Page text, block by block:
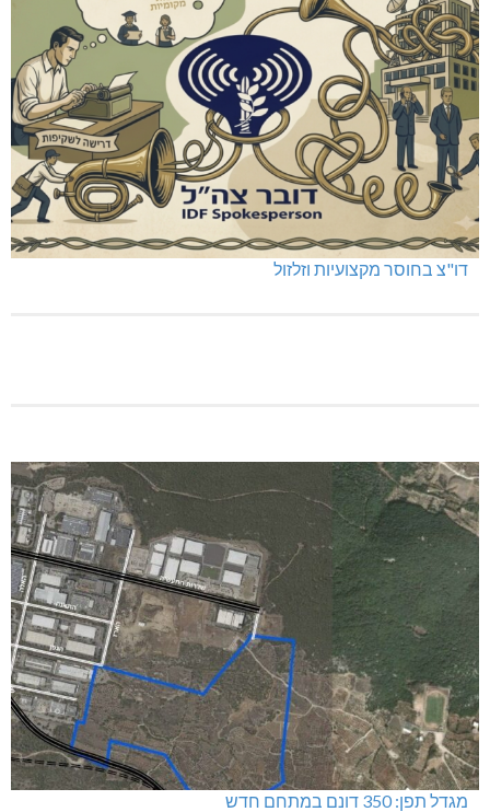
דו"צ בחוסר מקצועיות וזלזול
מגדל תפן: 350 דונם במתחם חדש